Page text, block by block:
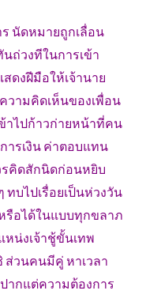
นัดหมายถูกเลื่อน
ถ่วงทีในการเข้า
ดงฝีมือให้เจ้านาย
วามคิดเห็นของเพื่อน
าไปก้าวก่ายหน้าที่คน
ารเงิน ค่าตอบแทน
คิดสักนิดก่อนหยิบ
ทบไปเรื่อยเป็นห่วงวัน
รือได้ในแบบทุกขลาภ
หน่งเจ้าชู้ขั้นเทพ
ส่วนคนมีคู่ หาเวลา
ากแต่ความต้องการ